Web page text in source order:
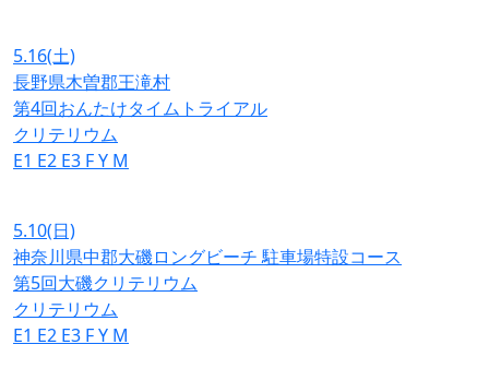
5.16(土)
長野県木曽郡王滝村
第4回おんたけタイムトライアル
クリテリウム
E1 E2 E3 FY M
5.10(日)
神奈川県中郡大磯ロングビーチ 駐車場特設コース
第5回大磯クリテリウム
クリテリウム
E1 E2 E3 FY M